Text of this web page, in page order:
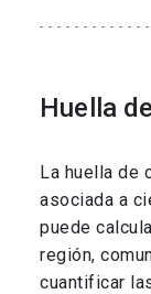
Huella
La huella de
asociada a
puede
región,
cuantificar